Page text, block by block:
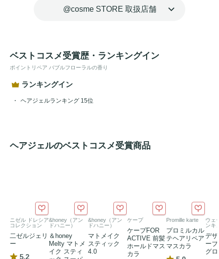
形状なので手を汚さずに使えて、ポーチにも入るサ
く狙った乱れ髪を整えます。
ワックス状のもので仕上げた際になりがちな塗った箇所だけ
がベタっと重い仕上りになることもなく、自然な形の整う髪
@cosme STORE 取扱店舗
ベストコスメ受賞歴・ランキングイン
ポイントリペア バブルフローラルの香り
ランキングイン
ヘアジェルランキング 15位
ヘアジェルのベストコスメ受賞商品
ニゼル ドレシア
コレクション
二ゼルジェリ
ー
5.2
&honey（アン
ドハニー）
＆honey
Melty マトメ
イク スティ
&honey（アン
ドハニー）
マトメイク
スティック
4.0
ケープ
ケープFOR
ACTIVE 前髪
ホールドマス
カラ
Promille karte
プロミルカル
テヘアリペア
マスカラ
ウェ
ンキ
デ
ー
グ